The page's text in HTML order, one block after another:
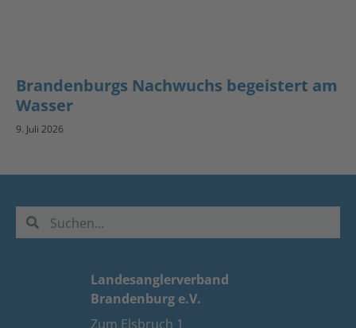
Brandenburgs Nachwuchs begeistert am
Wasser
9. Juli 2026
Landesanglerverband
Brandenburg e.V.
Zum Elsbruch 1